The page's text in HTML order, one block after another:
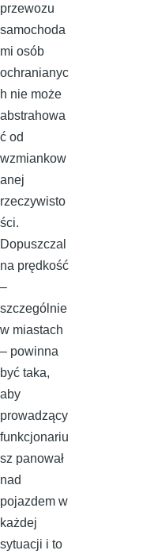
przewozu
samochoda
mi osób
ochranianyc
h nie może
abstrahowa
ć od
wzmiankow
anej
rzeczywisto
ści.
Dopuszczal
na prędkość
–
szczególnie
w miastach
– powinna
być taka,
aby
prowadzący
funkcjonariu
sz panował
nad
pojazdem w
każdej
sytuacji i to